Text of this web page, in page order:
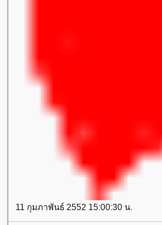
11 กุมภาพันธ์ 2552 15:00:30 น.